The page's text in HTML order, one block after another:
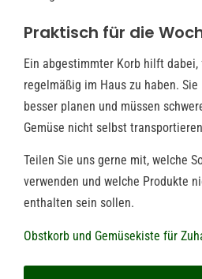
Praktisch für die
Ein abgestimmter Korb hilft dabei,
regelmäßig im Haus zu haben.
besser planen und müssen
Gemüse nicht selbst
Teilen Sie uns gerne mit, welche
verwenden und welche Produkte
enthalten sein sollen.
Obstkorb und Gemüsekiste für